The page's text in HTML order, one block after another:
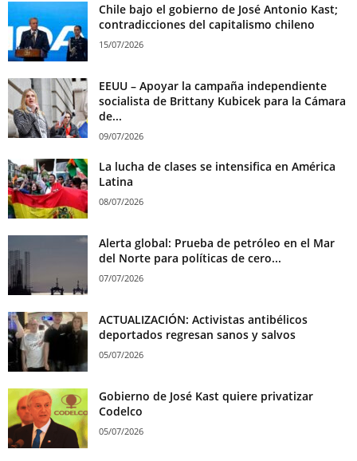
Chile bajo el gobierno de José Antonio Kast;
contradicciones del capitalismo chileno
15/07/2026
EEUU – Apoyar la campaña independiente
socialista de Brittany Kubicek para la Cámara
de...
09/07/2026
La lucha de clases se intensifica en América
Latina
08/07/2026
Alerta global: Prueba de petróleo en el Mar
del Norte para políticas de cero...
07/07/2026
ACTUALIZACIÓN: Activistas antibélicos
deportados regresan sanos y salvos
05/07/2026
Gobierno de José Kast quiere privatizar
Codelco
05/07/2026